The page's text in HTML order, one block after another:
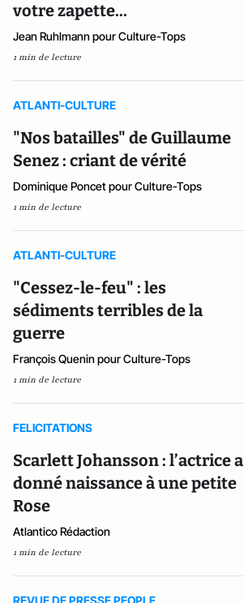
votre zapette...
Jean Ruhlmann pour Culture-Tops
1 min de lecture
ATLANTI-CULTURE
"Nos batailles" de Guillaume
Senez : criant de vérité
Dominique Poncet pour Culture-Tops
1 min de lecture
ATLANTI-CULTURE
"Cessez-le-feu" : les
sédiments terribles de la
guerre
François Quenin pour Culture-Tops
1 min de lecture
FELICITATIONS
Scarlett Johansson : l’actrice a
donné naissance à une petite
Rose
Atlantico Rédaction
1 min de lecture
REVUE DE PRESSE PEOPLE